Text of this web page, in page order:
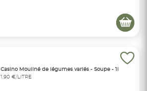
Casino Mouliné de légumes variés - Soupe - 1l
1,90 €/LITRE